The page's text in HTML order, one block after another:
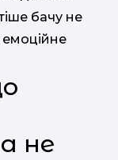
бачу не
емоційне
не